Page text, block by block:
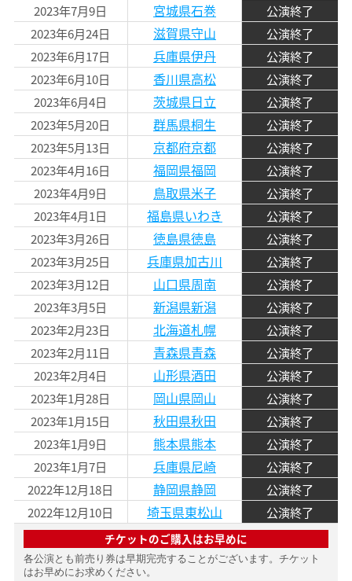
2023年7月9日
宮城県石巻
公演終了
2023年6月24日
滋賀県守山
公演終了
2023年6月17日
兵庫県伊丹
公演終了
2023年6月10日
香川県高松
公演終了
2023年6月4日
茨城県日立
公演終了
2023年5月20日
群馬県桐生
公演終了
2023年5月13日
京都府京都
公演終了
2023年4月16日
福岡県福岡
公演終了
2023年4月9日
鳥取県米子
公演終了
2023年4月1日
福島県いわき
公演終了
2023年3月26日
徳島県徳島
公演終了
2023年3月25日
兵庫県加古川
公演終了
2023年3月12日
山口県周南
公演終了
2023年3月5日
新潟県新潟
公演終了
2023年2月23日
北海道札幌
公演終了
2023年2月11日
青森県青森
公演終了
2023年2月4日
山形県酒田
公演終了
2023年1月28日
岡山県岡山
公演終了
2023年1月15日
秋田県秋田
公演終了
2023年1月9日
熊本県熊本
公演終了
2023年1月7日
兵庫県尼崎
公演終了
2022年12月18日
静岡県静岡
公演終了
2022年12月10日
埼玉県東松山 公演終了
チケットのご購入はお早めに
各公演とも前売り券は早期完売することがございます。チケット
はお早めにお求めください。